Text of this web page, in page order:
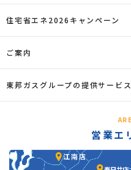
住宅省エネ2026キャンペーン
ご案内
東邦ガスグループの提供サービス
営業エ